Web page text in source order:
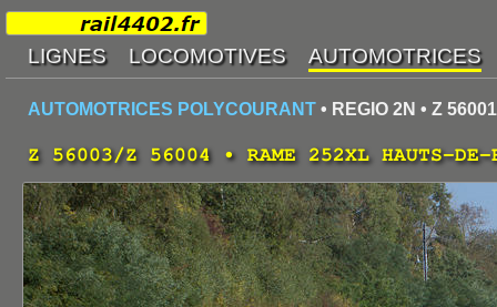
AUTOMOTRICES POLYCOURANT • REGIO 2N • Z
Z 56003/Z 56004 • RAME 252XL HAUTS-DE-